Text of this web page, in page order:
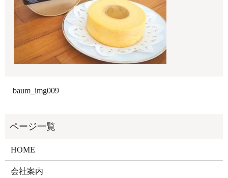
baum_img009
HOME
会社案内